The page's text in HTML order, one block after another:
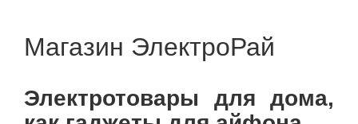
Магазин ЭлектроРай
Электротовары для дома,